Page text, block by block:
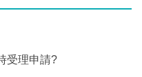
受理申請?